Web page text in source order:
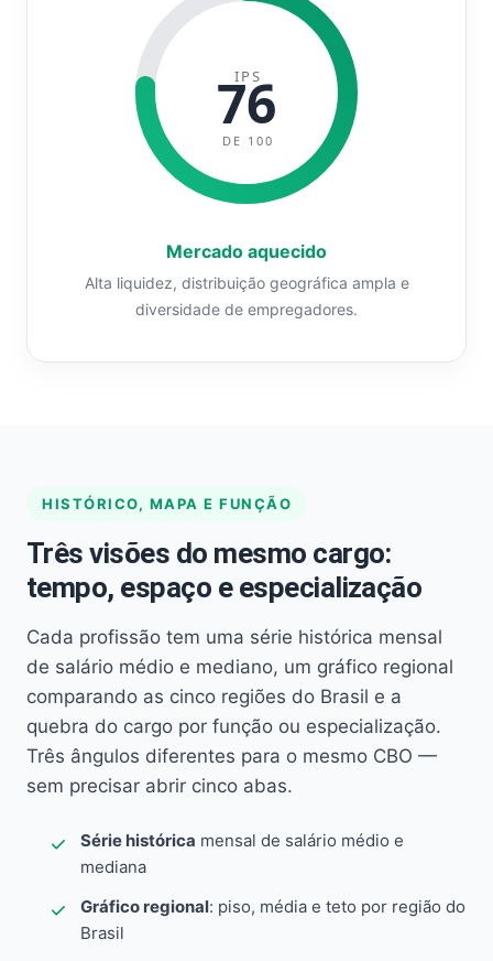
IPS
76
DE 100
Mercado aquecido
Alta liquidez, distribuição geográfica ampla e
diversidade de empregadores.
HISTÓRICO, MAPA E FUNÇÃO
Três visões do mesmo cargo:
tempo, espaço e especialização
Cada profissão tem uma série histórica mensal
de salário médio e mediano, um gráfico regional
comparando as cinco regiões do Brasil e a
quebra do cargo por função ou especialização.
Três ângulos diferentes para o mesmo CBO —
sem precisar abrir cinco abas.
Série histórica mensal de salário médio e
mediana
Gráfico regional: piso, média e teto por região do
Brasil